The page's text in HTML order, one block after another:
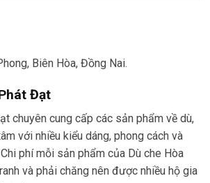
Biên Hòa, Đồng Nai.
Đạt
chuyên cung cấp các sản phẩm về dù,
với nhiều kiểu dáng, phong cách và
phí mỗi sản phẩm của Dù che Hòa
và phải chăng nên được nhiều hộ gia